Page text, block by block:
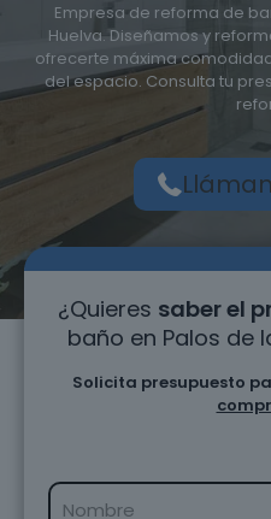
Empresa de reforma de
Huelva. Diseñamos y
ofrecerte máxima
del espacio. Consulta tu
¿Quieres saber el
baño en Palos de
Solicita presupuesto